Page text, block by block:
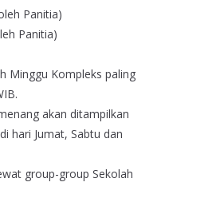
Panitia)
Panitia)
Minggu Kompleks paling
akan ditampilkan
hari Jumat, Sabtu dan
group-group Sekolah